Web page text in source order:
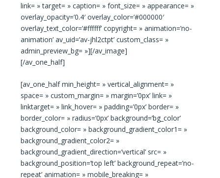
link= » target= » caption= » font_size= » appearance= »
overlay_opacity=’0.4′ overlay_color=’#000000′
overlay_text_color=’#ffffff’ copyright= » animation=’no-
animation’ av_uid=’av-jhl2ctpt’ custom_class= »
admin_preview_bg= »][/av_image]
[/av_one_half]
[av_one_half min_height= » vertical_alignment= »
space= » custom_margin= » margin=’0px’ link= »
linktarget= » link_hover= » padding=’0px’ border= »
border_color= » radius=’0px’ background=’bg_color’
background_color= » background_gradient_color1= »
background_gradient_color2= »
background_gradient_direction=’vertical’ src= »
background_position=’top left’ background_repeat=’no-
repeat’ animation= » mobile_breaking= »